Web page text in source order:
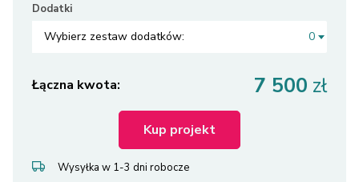
Dodatki
Wybierz zestaw dodatków: 0
Łączna kwota: 7 500 zł
Kup projekt
Wysyłka w 1-3 dni robocze